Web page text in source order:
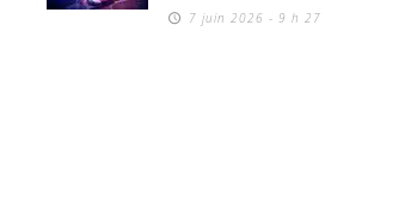
7 juin 2026 - 9 h 27